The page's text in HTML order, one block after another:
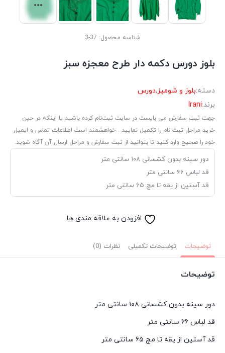
شناسه محصول: 37-3
بلوز دورس دکمه دار طرح معجزه سبز
دسته:بلوز و شومیز ,دورس
برند:Irani
جهت ثبت سفارش می بایست در سایت ثبت‌نام کرده باشید یا اینکه در حین
خرید مراحل ثبت نام را تکمیل نمایید . خواهشمند است اطلاعات تماس و ایمیل
خود را صحیح وارد کنید تا بتوانید از ثبت سفارش و مراحل ارسال آن آگاه شوید.
دور سینه بدون کشسانی ۱۰۸ سانتی متر
قد لباس ۶۶ سانتی متر
قد آستین از یقه تا مچ ۶۵ سانتی متر
افزودن به علاقه مندی ها
توضیحات توضیحات تکمیلی نظرات (0)
توضیحات
دور سینه بدون کشسانی ۱۰۸ سانتی متر
قد لباس ۶۶ سانتی متر
قد آستین از یقه تا مچ ۶۵ سانتی متر